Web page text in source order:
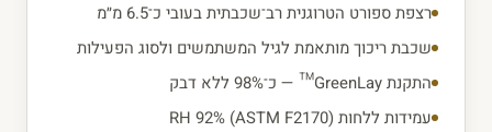
רצפת ספורט הטרוגנית רב־שכבתית בעובי כ־6.5 מ״מ
שכבת ריכוך מותאמת לגיל המשתמשים ולסוג הפעילות
התקנת GreenLay™ — כ־98% ללא דבק
עמידות ללחות RH 92%‎ (ASTM F2170)